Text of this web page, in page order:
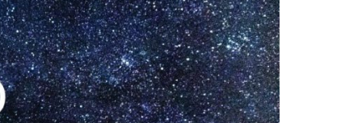
DUURZAAMHEID
WILDPLUKKEN
CONTACT